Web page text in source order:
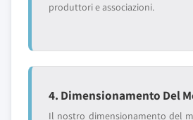
produttori e associazioni.
4. Dimensionamento Del
Il nostro dimensionamento del